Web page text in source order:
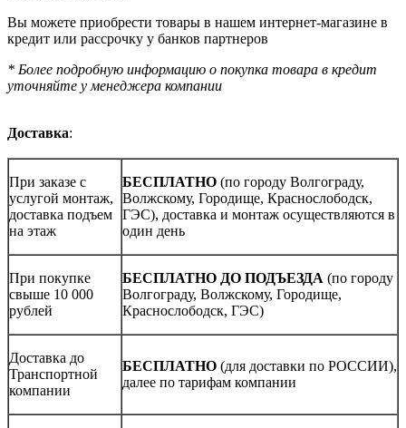
Вы можете приобрести товары в нашем интернет-магазине в
кредит или рассрочку у банков партнеров
* Более подробную информацию о покупка товара в кредит
уточняйте у менеджера компании
Доставка:
При заказе с
услугой монтаж,
доставка подъем
на этаж
БЕСПЛАТНО (по городу Волгограду,
Волжскому, Городище, Краснослободск,
ГЭС), доставка и монтаж осуществляются в
один день
При покупке
свыше 10 000
рублей
БЕСПЛАТНО ДО ПОДЪЕЗДА (по городу
Волгограду, Волжскому, Городище,
Краснослободск, ГЭС)
Доставка до
Транспортной
компании
БЕСПЛАТНО (для доставки по РОССИИ),
далее по тарифам компании